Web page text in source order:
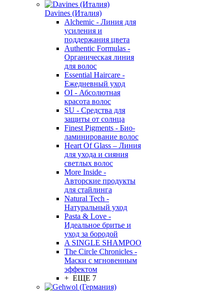
Davines (Италия)
Alchemic - Линия для
усиления и
поддержания цвета
Authentic Formulas -
Органическая линия
для волос
Essential Haircare -
Eжедневный уход
OI - Абсолютная
красота волос
SU - Средства для
защиты от солнца
Finest Pigments - Био-
ламинирование волос
Heart Of Glass – Линия
для ухода и сияния
светлых волос
More Inside -
Авторские продукты
для стайлинга
Natural Tech -
Натуральный уход
Pasta & Love -
Идеальное бритье и
уход за бородой
A SINGLE SHAMPOO
The Circle Chronicles -
Маски с мгновенным
эффектом
+ ЕЩЕ 7